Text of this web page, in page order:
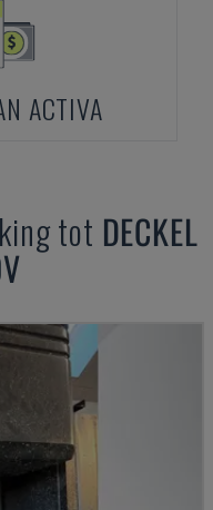
ACTIVA
tot DECKEL